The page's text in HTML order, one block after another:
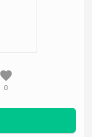
0